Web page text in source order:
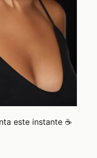
este instante ☕